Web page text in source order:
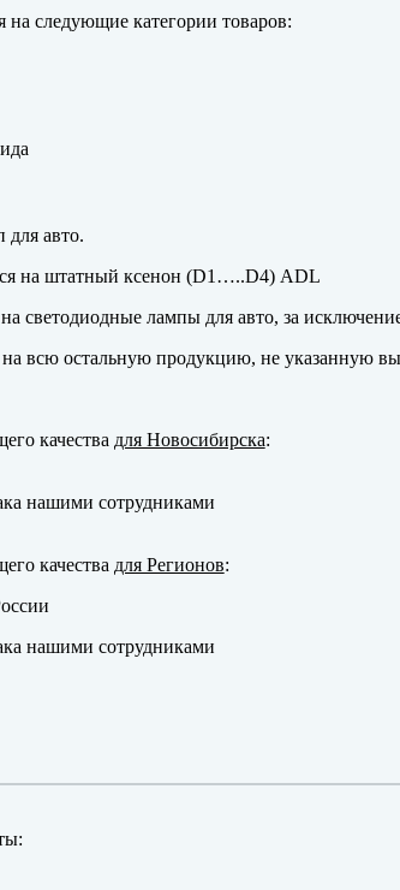
на следующие категории товаров:
авто.
на штатный ксенон (D1…..D4) ADL
на светодиодные лампы для авто, за
на всю остальную продукцию, не указанную
качества для Новосибирска:
нашими сотрудниками
качества для Регионов:
нашими сотрудниками